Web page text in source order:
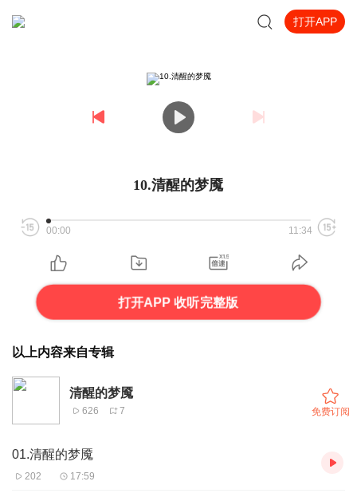
打开APP
10.清醒的梦魇
00:00 11:34
打开APP 收听完整版
以上内容来自专辑
清醒的梦魇
626 7 免费订阅
01.清醒的梦魇
202 17:59